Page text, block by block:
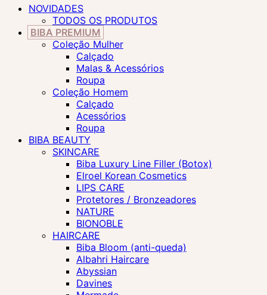
NOVIDADES
TODOS OS PRODUTOS
BIBA PREMIUM
Coleção Mulher
Calçado
Malas & Acessórios
Roupa
Coleção Homem
Calçado
Acessórios
Roupa
BIBA BEAUTY
SKINCARE
Biba Luxury Line Filler (Botox)
Elroel Korean Cosmetics
LIPS CARE
Protetores / Bronzeadores
NATURE
BIONOBLE
HAIRCARE
Biba Bloom (anti-queda)
Albahri Haircare
Abyssian
Davines